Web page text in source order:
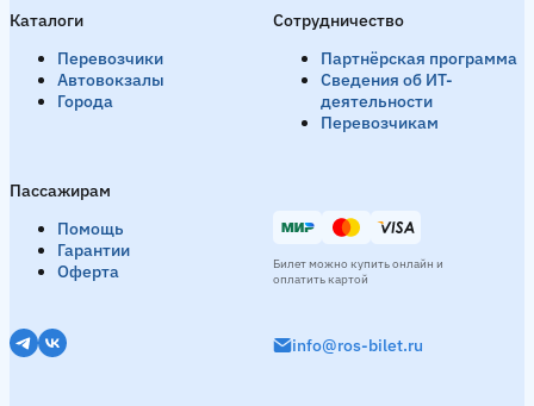
Каталоги
Перевозчики
Автовокзалы
Города
Пассажирам
Помощь
Гарантии
Оферта
Сотрудничество
Партнёрская программа
Сведения об ИТ-
деятельности
Перевозчикам
info@ros-bilet.ru
Билет можно купить онлайн и
оплатить картой